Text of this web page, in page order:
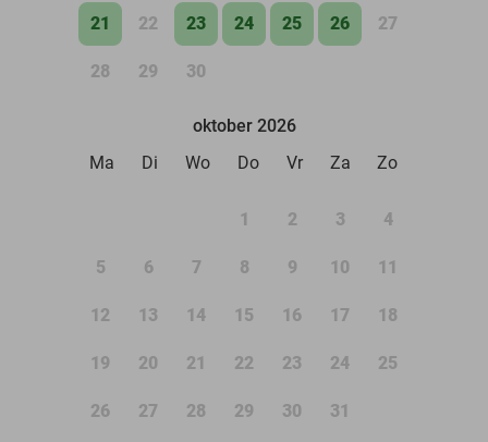
21 22 23 24 25 26 27
28 29 30
oktober 2026
Ma
Di Wo Do Vr Za Zo
1 2 3 4
5 6 7 8 9 10 11
12 13 14 15 16 17 18
19 20 21 22 23 24 25
26 27 28 29 30 31